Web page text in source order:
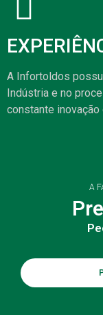
A Infortoldos
Indústria e no
constante inovação
A